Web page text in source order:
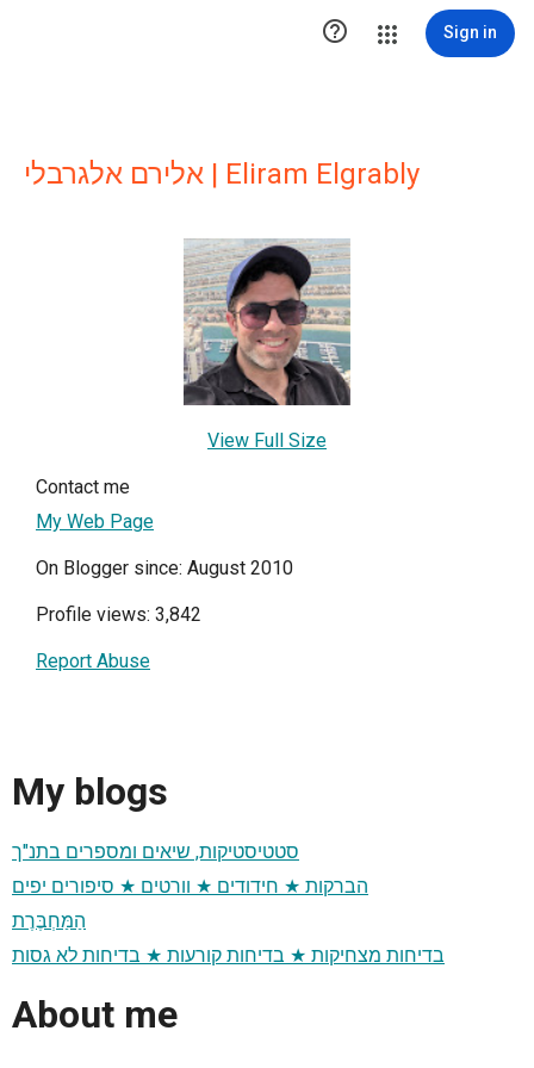
 Sign in
אלירם אלגרבלי | Eliram Elgrably
View Full Size
Contact me
My Web Page
On Blogger since: August 2010
Profile views: 3,842
Report Abuse
My blogs
סטטיסטיקות, שיאים ומספרים בתנ"ך
הברקות ★ חידודים ★ וורטים ★ סיפורים יפים
הַמַּחְבֶּרֶת
בדיחות מצחיקות ★ בדיחות קורעות ★ בדיחות לא גסות
About me